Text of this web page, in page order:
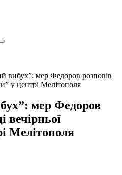
вибух”: мер Федоров розповів
у центрі Мелітополя
мер Федоров
вечірньої
Мелітополя